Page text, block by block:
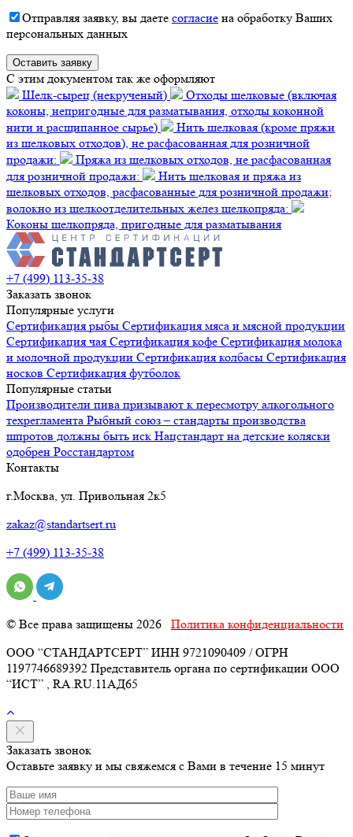
Отправляя заявку, вы даете согласие на обработку Ваших
персональных данных
C этим документом так же оформляют
Шелк-сырец (некрученый)
Отходы шелковые (включая
коконы, непригодные для разматывания, отходы коконной
нити и расщипанное сырье)
Нить шелковая (кроме пряжи
из шелковых отходов), не расфасованная для розничной
продажи:
Пряжа из шелковых отходов, не расфасованная
для розничной продажи:
Нить шелковая и пряжа из
шелковых отходов, расфасованные для розничной продажи;
волокно из шелкоотделительных желез шелкопряда:
Коконы шелкопряда, пригодные для разматывания
+7 (499) 113-35-38
Заказать звонок
Популярные услуги
Сертификация рыбы Сертификация мяса и мясной продукции
Сертификация чая Сертификация кофе Сертификация молока
и молочной продукции Сертификация колбасы Сертификация
носков Сертификация футболок
Популярные статьи
Производители пива призывают к пересмотру алкогольного
техрегламента Рыбный союз – стандарты производства
шпротов должны быть иск Нацстандарт на детские коляски
одобрен Росстандартом
Контакты
г.Москва, ул. Привольная 2к5
zakaz@standartsert.ru
+7 (499) 113-35-38
© Все права защищены 2026 Политика конфиденциальности
ООО “СТАНДАРТСЕРТ” ИНН 9721090409 / ОГРН
1197746689392 Представитель органа по сертификации ООО
“ИСТ” , RA.RU.11АД65
Заказать звонок
Оставьте заявку и мы свяжемся с Вами в течение 15 минут